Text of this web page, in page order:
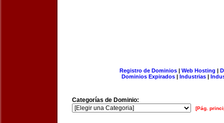
Registro de Dominios| Web Hosting |
Dominios Expirados | Industrias |
Categorías de Dominio:
[Pág.